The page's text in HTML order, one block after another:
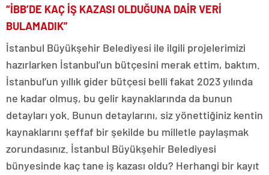
“İBB’DE KAÇ İŞ KAZASI OLDUĞUNA DAİR VERİ
BULAMADIK”
İstanbul Büyükşehir Belediyesi ile ilgili projelerimizi
hazırlarken İstanbul’un bütçesini merak ettim, baktım.
İstanbul’un yıllık gider bütçesi belli fakat 2023 yılında
ne kadar olmuş, bu gelir kaynaklarında da bunun
detayları yok. Bunun detaylarını, siz yönettiğiniz kentin
kaynaklarını şeffaf bir şekilde bu milletle paylaşmak
zorundasınız. İstanbul Büyükşehir Belediyesi
bünyesinde kaç tane iş kazası oldu? Herhangi bir kayıt